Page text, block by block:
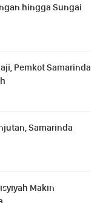
hingga Sungai
Pemkot Samarinda
Samarinda
Makin